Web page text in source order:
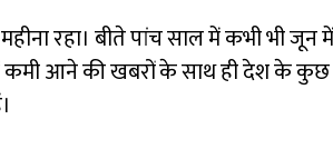
रहा। बीते पांच साल में कभी भी जून में
कमी आने की खबरों के साथ ही देश के